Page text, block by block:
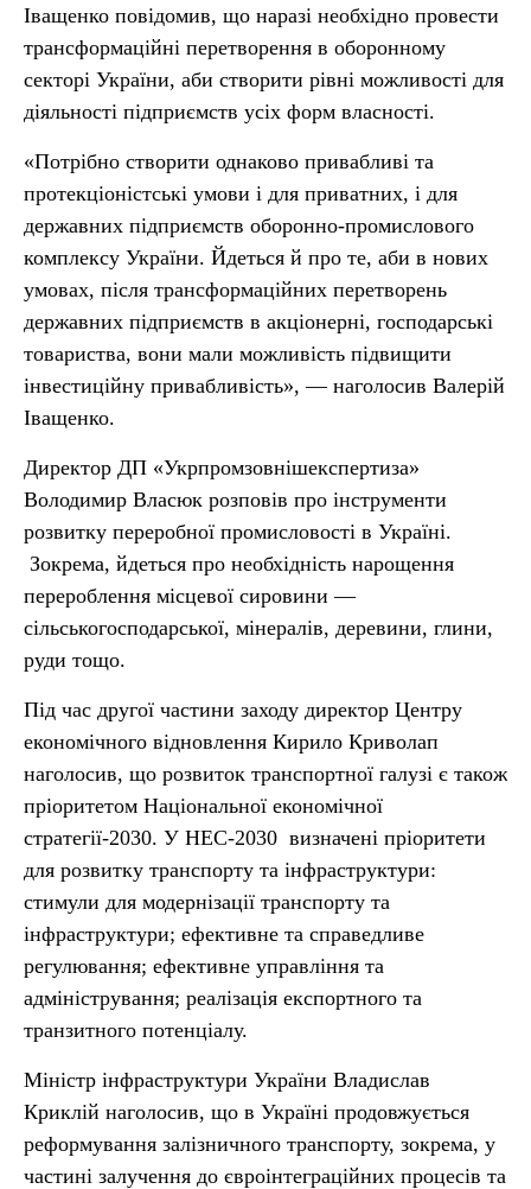
Іващенко повідомив, що наразі необхідно провести
трансформаційні перетворення в оборонному
секторі України, аби створити рівні можливості для
діяльності підприємств усіх форм власності.
«Потрібно створити однаково привабливі та
протекціоністські умови і для приватних, і для
державних підприємств оборонно-промислового
комплексу України. Йдеться й про те, аби в нових
умовах, після трансформаційних перетворень
державних підприємств в акціонерні, господарські
товариства, вони мали можливість підвищити
інвестиційну привабливість», — наголосив Валерій
Іващенко.
Директор ДП «Укрпромзовнішекспертиза»
Володимир Власюк розповів про інструменти
розвитку переробної промисловості в Україні.
Зокрема, йдеться про необхідність нарощення
перероблення місцевої сировини —
сільськогосподарської, мінералів, деревини, глини,
руди тощо.
Під час другої частини заходу директор Центру
економічного відновлення Кирило Криволап
наголосив, що розвиток транспортної галузі є також
пріоритетом Національної економічної
стратегії-2030. У НЕС-2030 визначені пріоритети
для розвитку транспорту та інфраструктури:
стимули для модернізації транспорту та
інфраструктури; ефективне та справедливе
регулювання; ефективне управління та
адміністрування; реалізація експортного та
транзитного потенціалу.
Міністр інфраструктури України Владислав
Криклій наголосив, що в Україні продовжується
реформування залізничного транспорту, зокрема, у
частині залучення до євроінтеграційних процесів та